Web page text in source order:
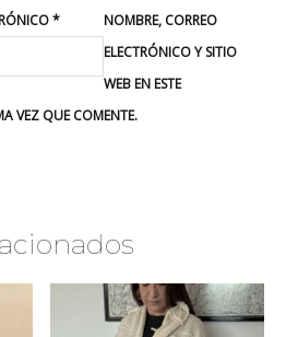
*
NOMBRE, CORREO
ELECTRÓNICO Y SITIO
WEB EN ESTE
VEZ QUE COMENTE.